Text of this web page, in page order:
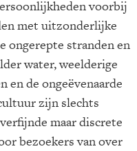
voorbij
met uitzonderlijke
ongerepte stranden en
water, weelderige
de ongeëvenaarde
zijn slechts
maar discrete
bezoekers van over